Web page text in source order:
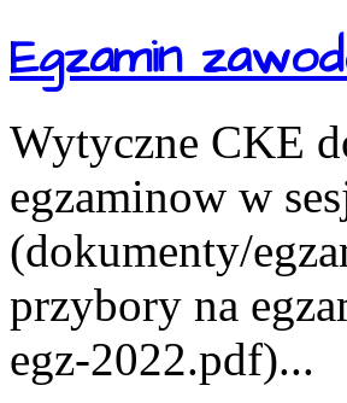
Egzamin
Wytyczne CKE
egzaminow w
(dokumenty/
przybory na
egz-2022.pdf)...